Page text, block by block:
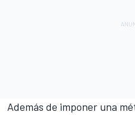
Además de imponer una